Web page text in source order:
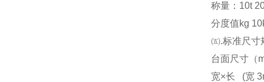
称量：10t
分度值kg
㈤.标准尺寸
台面尺寸（
宽×长 (宽